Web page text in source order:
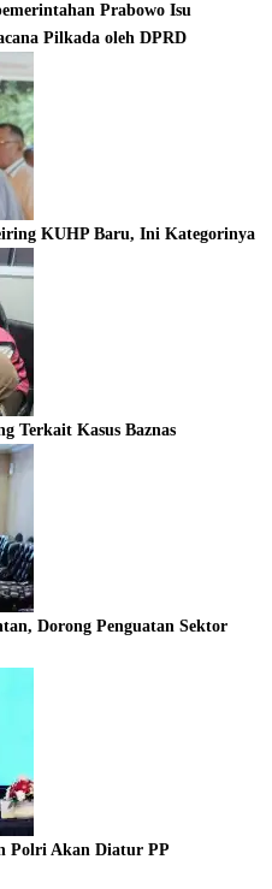
Prabowo Isu
Pilkada oleh DPRD
KUHP Baru, Ini Kategorinya
Terkait Kasus Baznas
Dorong Penguatan Sektor
Polri Akan Diatur PP